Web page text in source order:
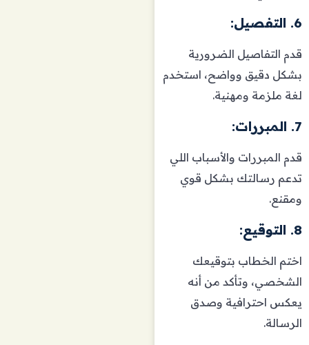
6. التفصيل:
قدم التفاصيل الضرورية
بشكل دقيق وواضح، استخدم
لغة ملزمة ومهنية.
7. المبررات:
قدم المبررات والأسباب اللي
تدعم رسالتك بشكل قوي
ومقنع.
8. التوقيع:
اختم الخطاب بتوقيعك
الشخصي، وتأكد من أنه
يعكس احترافية وصدق
الرسالة.